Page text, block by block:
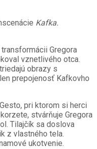
Kafka.
Gregora
vznetlivého otca.
obrazy s
prepojenosť Kafkovho
pri ktorom si herci
stvárňuje Gregora
Tilajčík sa doslova
z vlastného tela.
ukotvenie.